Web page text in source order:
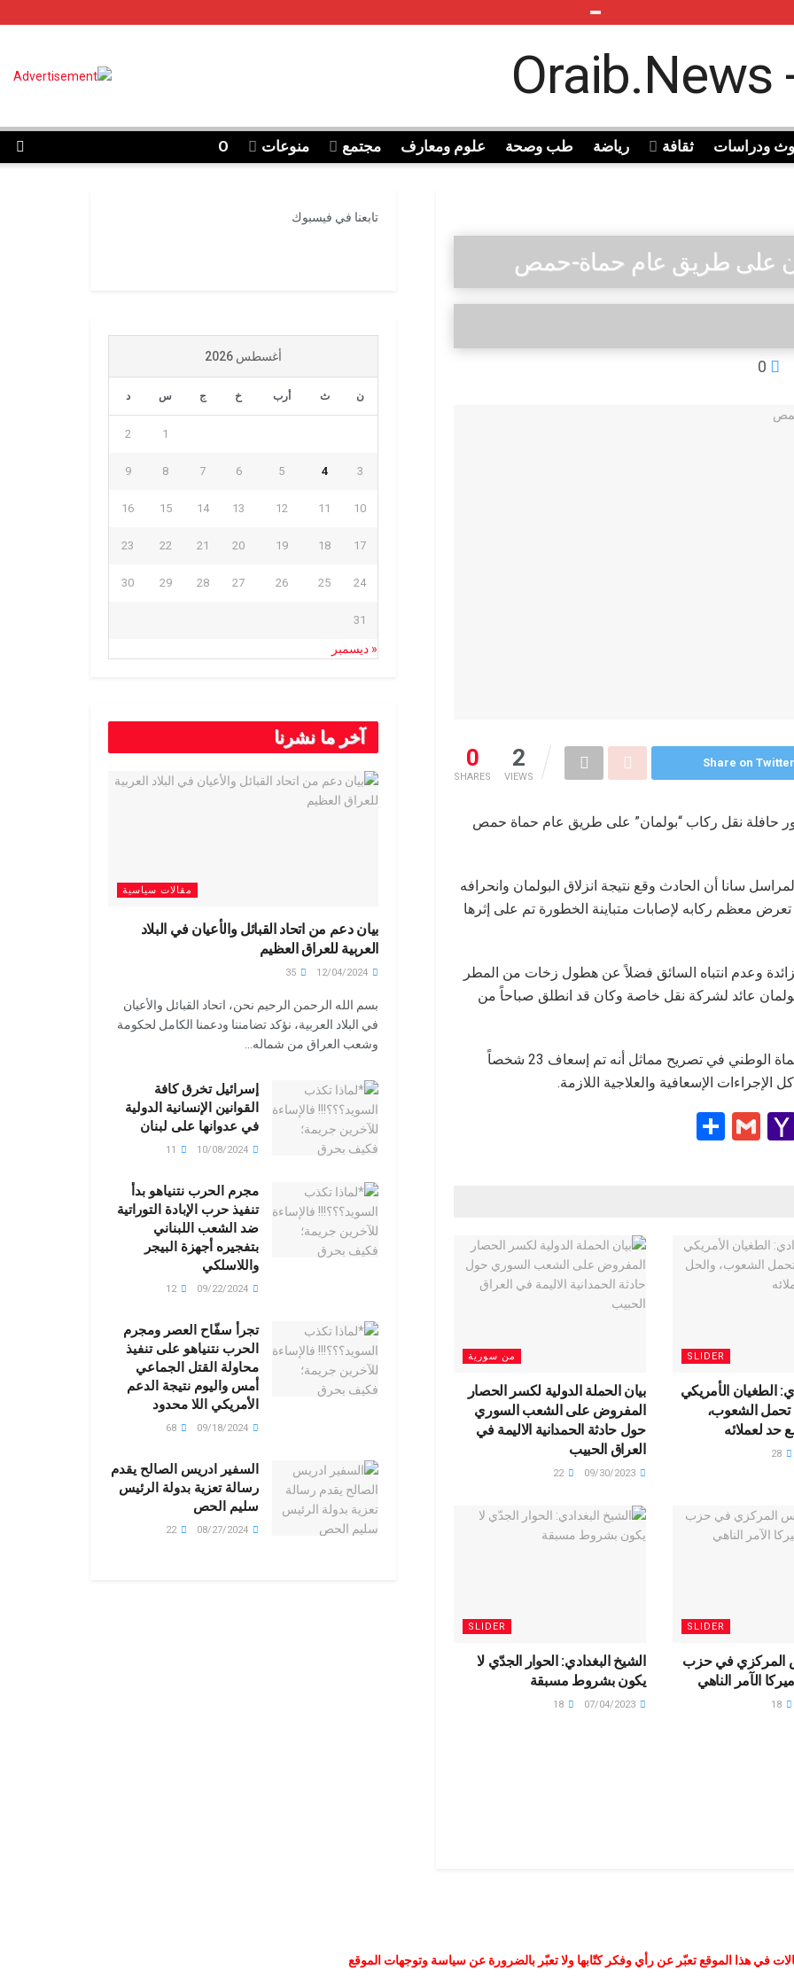
ودراسات ثقافة رياضة طب وصحة علوم ومعارف مجتمع منوعات O
على طريق عام حماة-حمص
0
0
SHARES
2
VIEWS
Share on Twitter
تدهور حافلة نقل ركاب “بولمان” على طريق عام حماة حمص
سانا أن الحادث وقع نتيجة انزلاق البولمان وانحرافه
معظم ركابه لإصابات متباينة الخطورة تم على إثرها
وعدم انتباه السائق فضلاً عن هطول زخات من المطر
عائد لشركة نقل خاصة وكان قد انطلق صباحاً من
من جانبه أوضح الدكتور سليم خلوف مدير مشفى حماة الوطني في تصريح مماثل أنه تم إسعاف 23 شخصاً
الإسعافية والعلاجية اللازمة.
Y
o
M
G
SLIDER
الطغيان الأمريكي
تحمل الشعوب،
حد لعملائه
من سورية
بيان الحملة الدولية لكسر الحصار
المفروض على الشعب السوري
حول حادثة الحمدانية الاليمة في
العراق الحبيب
09/30/2023
22
SLIDER
المركزي في حزب
الآمر الناهي
SLIDER
الشيخ البغدادي: الحوار الجدّي لا
يكون بشروط مسبقة
07/04/2023
18
تابعنا في فيسبوك
أغسطس 2026
ن ث أرب خ ج س د
1
2
3
4
5
6
7
8
9
10
11
12
13
14
15
16
17
18
19
20
21
22
23
24
25
26
27
28
29
30
31
« ديسمبر
آخر ما نشرنا
مقالات سياسية
بيان دعم من اتحاد القبائل والأعيان في البلاد
العربية للعراق العظيم
بسم الله الرحمن الرحيم نحن، اتحاد القبائل والأعيان
في البلاد العربية، نؤكد تضامننا ودعمنا الكامل لحكومة
وشعب العراق من شماله...
إسرائيل تخرق كافة
القوانين الإنسانية الدولية
في عدوانها على لبنان
مجرم الحرب نتنياهو بدأ
تنفيذ حرب الإبادة التوراتية
ضد الشعب اللبناني
بتفجيره أجهزة البيجر
واللاسلكي
تجرأ سفّاح العصر ومجرم
الحرب نتنياهو على تنفيذ
محاولة القتل الجماعي
أمس واليوم نتيجة الدعم
الأمريكي اللا محدود
السفير ادريس الصالح يقدم
رسالة تعزية بدولة الرئيس
سليم الحص
في هذا الموقع تعبّر عن رأي وفكر كتّابها ولا تعبّر بالضرورة عن سياسة وتوجهات الموقع